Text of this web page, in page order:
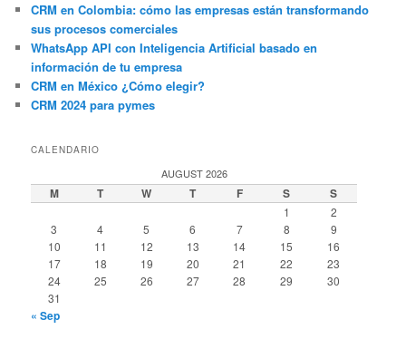
CRM en Colombia: cómo las empresas están transformando
sus procesos comerciales
WhatsApp API con Inteligencia Artificial basado en
información de tu empresa
CRM en México ¿Cómo elegir?
CRM 2024 para pymes
CALENDARIO
AUGUST 2026
M T W T F S S
1
2
3
4 5 6 7 8
9
10
11 12 13 14 15
16
17
18 19 20 21 22
23
24
25 26 27 28 29
30
31
« Sep